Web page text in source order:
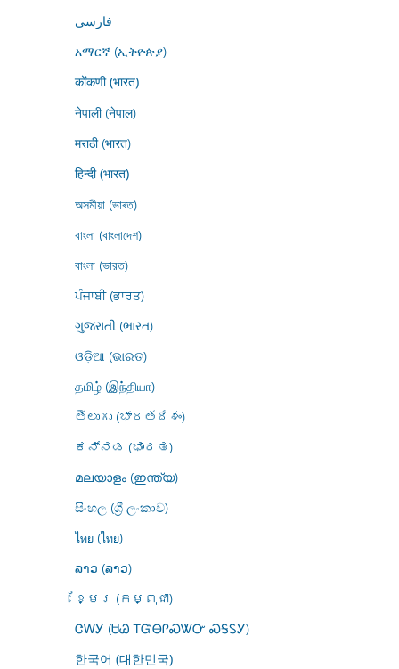
فارسى
አማርኛ (ኢትዮጵያ)
कोंकणी (भारत)
नेपाली (नेपाल)
मराठी (भारत)
हिन्दी (भारत)
অসমীয়া (ভাৰত)
বাংলা (বাংলাদেশ)
বাংলা (ভারত)
ਪੰਜਾਬੀ (ਭਾਰਤ)
ગુજરાતી (ભારત)
ଓଡ଼ିଆ (ଭାରତ)
தமிழ் (இந்தியா)
తెలుగు (భారతదేశం)
ಕನ್ನಡ (ಭಾರತ)
മലയാളം (ഇന്ത്യ)
සිංහල (ශ්‍රී ලංකාව)
ไทย (ไทย)
ລາວ (ລາວ)
ខ្មែរ (កម្ពុជា)
ᏣᎳᎩ (ᏌᏊ ᎢᏳᎾᎵᏍᏔᏅ ᏍᎦᏚᎩ)
한국어 (대한민국)